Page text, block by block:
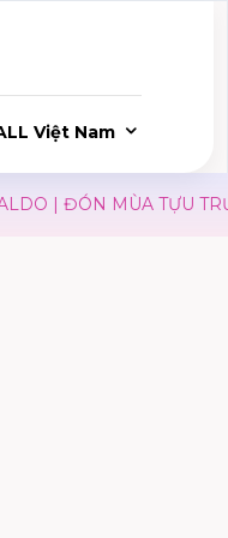
Việt Nam
| ĐÓN MÙA TỰU